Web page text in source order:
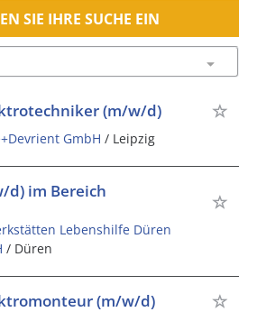
SIE IHRE SUCHE EIN
(m/w/d)
GmbH / Leipzig
d) im Bereich
Lebenshilfe Düren
/ Düren
(m/w/d)